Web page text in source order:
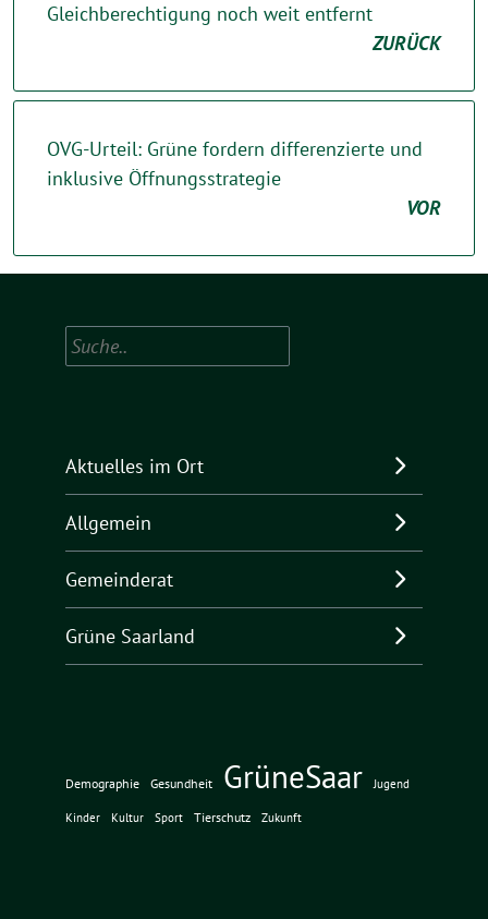
Gleichberechtigung noch weit entfernt
ZURÜCK
OVG-Urteil: Grüne fordern differenzierte und
inklusive Öffnungsstrategie
VOR
Suchen
Aktuelles im Ort
Allgemein
Gemeinderat
Grüne Saarland
Demographie Gesundheit GrüneSaar Jugend
Kinder Kultur Sport Tierschutz Zukunft